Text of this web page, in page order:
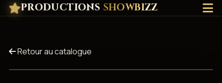
PRODUCTIONS SHOWBIZZ
Retour au catalogue